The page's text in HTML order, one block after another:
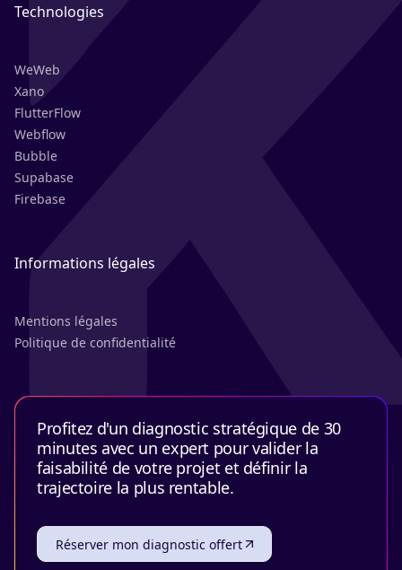
Technologies
WeWeb
Xano
FlutterFlow
Webflow
Bubble
Supabase
Firebase
Informations légales
Mentions légales
Politique de confidentialité
Profitez d'un diagnostic stratégique de 30
minutes avec un expert pour valider la
faisabilité de votre projet et définir la
trajectoire la plus rentable.
Réserver mon diagnostic offert